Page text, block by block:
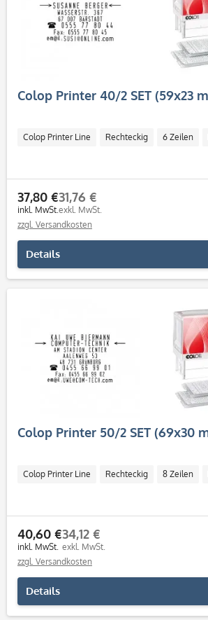
Colop Printer 40/2 SET (59x23
Colop Printer Line Rechteckig 6 Zeilen
37,80 €
inkl. MwSt.
31,76 €
exkl. MwSt.
zzgl. Versandkosten
Details
Colop Printer 50/2 SET (69x30
Colop Printer Line Rechteckig 8 Zeilen
40,60 €
inkl. MwSt.
34,12 €
exkl. MwSt.
zzgl. Versandkosten
Details